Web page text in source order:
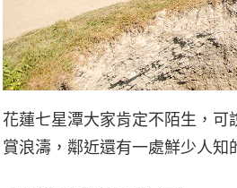
花蓮七星潭大家肯定不陌生，
賞浪濤，鄰近還有一處鮮少人